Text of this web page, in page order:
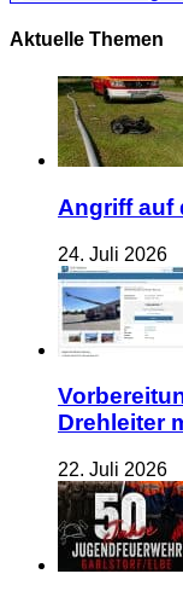
Aktuelle Themen
Angriff auf
24. Juli 2026
Drehleiter
22. Juli 2026